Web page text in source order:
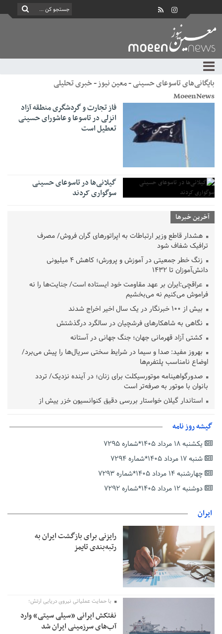
بایگانی‌های تاسوعای حسینی - معین نیوز - خبری تحلیلی
MoeenNews
فاز تجارت و گردشگری منطقه آزاد
انزلی در تاسوعا و عاشورای حسینی
تعطیل است
گیلانی‌ها در تاسوعای حسینی
سوگواری کردند
آخرین خبرها
هشدار قاطع وزیر ارتباطات به اپراتورهای گران فروش/ مصرف
ترافیک شفاف شود
زنگ خطر جمعیتی در آموزش و پرورش؛ کاهش ۴ میلیونی
دانش‌آموزان تا ۱۴۳۲
عراقچی:ایران بر عهد مقاومت خود ایستاده است/ جنایت‌ها را نه
فراموش می‌کنیم نه می‌بخشیم
بیش از ۱۰۰ خبرنگار در یک سال اخیر اخراج شدند
نگاهی به شاهکارهای فرشچیان در سالگرد درگذشتش
کشتی آزاد قهرمانی جهان؛ جنگ جهانی در آستانه
بهروز مفید: صدا و سیما در شرایط سختی سریال‌ها را پیش می‌برد/
اوضاع نامناسب پلتفرم‌ها
صدورگواهینامه موتورسیکلت برای زنان؛ در آینده نزدیک/ تردد
بانوان با موتور به‌ صرفه‌تر است
استاندار گیلان خواستار بررسی دقیق کنوانسیون خزر پیش از
پزشکیان‌: بهترین زمان برای دستیابی به توافق شرایط کنونی است/از
عارف: جنگ اصلی امروز، جنگ روایت‌ها بر سر امید و هویت ملی
است
هشدار معاون وظیفه عمومی گیلان به سربازان فراری؛ اعطای
معافیت شایعه است
ندارد
پس از استعفا
گیشه روز نامه
یکشنبه ۱۸ مرداد ۱۴۰۵*شماره ۷۲۹۵
شنبه ۱۷ مرداد ۱۴۰۵*شماره ۷۲۹۴
چهارشنبه ۱۴ مرداد ۱۴۰۵*شماره ۷۲۹۳
دوشنبه ۱۲ مرداد ۱۴۰۵*شماره ۷۲۹۲
ایران
رایزنی برای بازگشت ایران به
رتبه‌بندی تایمز
با حمایت عملیاتی نیروی دریایی ارتش؛
نفتکش ایرانی «سیلی سیتی» وارد
آب‌های سرزمینی ایران شد